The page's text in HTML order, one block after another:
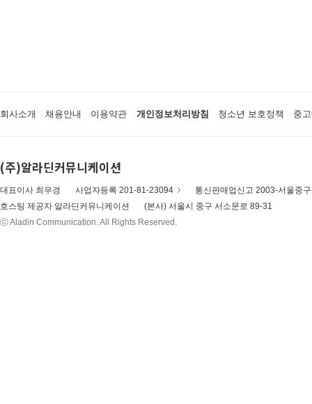
회사소개 채용안내 이용약관 개인정보처리방침 청소년 보호정책 중
(주)알라딘커뮤니케이션
대표이사 최우경 사업자등록 201-81-23094
통신판매업신고 2003-서울중
호스팅 제공자 알라딘커뮤니케이션
(본사) 서울시 중구 서소문로 89-31
ⓒ Aladin Communication. All Rights Reserved.